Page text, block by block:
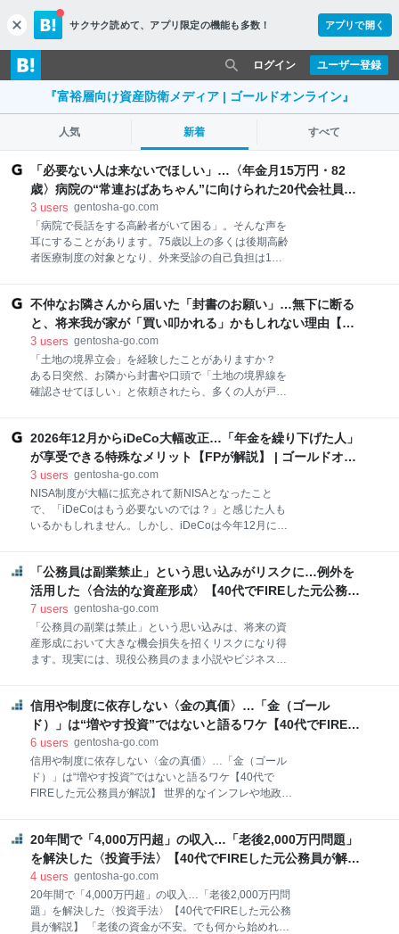
c
l
o
s
サクサク読めて、 アプリ限定の機能も多数！ アプリで開く
ユーザー登録
ログイン
『富裕層向け資産防衛メディア | ゴールドオンライン』
人気 新着 すべて
「必要ない人は来ないでほしい」…〈年金月15万円・82
歳〉病院の“常連おばあちゃん”に向けられた20代会社員の
本音。それでも通い続ける理由 | ゴールドオンライン
3 users gentosha-go.com
「病院で長話をする高齢者がいて困る」。そんな声を
耳にすることがあります。75歳以上の多くは後期高齢
者医療制度の対象となり、外来受診の自己負担は1割
ばかりではありません。混雑する町の内科で見えたの
は、お金だけでは語れない高齢者の孤独と社会保障が
抱えるもう一つの課題でした。 病院に現れた82歳女
性、目的は「診察以外のこと」 午前9時半。住宅街に
ある内科クリニックの待合室は、すでに座る場所がほ
とんどありません。夏風邪で咳き込む会社員や腹痛を
が開き、一人の高齢女性がゆっくりと入ってきまし
た。 「おはよう！ 今日も混んでるわね」 女性は佐藤
和子さん（仮名・82歳）。スタッフとはすっかり顔な
じみです。「まだ喉が
不仲なお隣さんから届いた「封書のお願い」…無下に断る
と、将来我が家が「買い叩かれる」かもしれない理由【土
地家屋調査士が解説】 | ゴールドオンライン
3 users gentosha-go.com
「土地の境界立会」を経験したことがありますか？
ある日突然、お隣から封書や口頭で「土地の境界線を
確認させてほしい」と依頼されたら、多くの人が戸惑
そんな理由でお断りしたくなる気持ちも無理はありま
せん。今回は、お隣からの土地境界立会の依頼に悩む
40代女性Aさんの事例をもとに、土地の境界の専門家
である土地家屋調査士・小川曜氏が「境界立会」につ
いて解説します。※プライバシーに配慮し、複数の事
例を再構成して記事化しています。 お隣さんからの
通じて土地を購入し、その土地に注文住宅を建てて住
みはじめました。しかし、雨が降るとお隣の雨樋から
自分の敷地へ水が流れてくるなど、いくつか隣地トラ
ブルを経験しており、お
2026年12月からiDeCo大幅改正…「年金を繰り下げた人」
が享受できる特殊なメリット【FPが解説】 | ゴールドオン
ライン
3 users gentosha-go.com
NISA制度が大幅に拡充されて新NISAとなったこと
で、「iDeCoはもう必要ないのでは？」と感じた人も
いるかもしれません。しかし、iDeCoは今年12月に大
分でわかる！ 新NISA 超入門［改訂新版］』（技術
評論社）より、iDeCoの改正ポイントとNISAとの上手
な使い分けの仕方を紹介します。 2026年12月から
iDeCo改正…掛金上限額は現行の約3倍に NISAと同様
に、iDeCoも制度改正を重ねて使いやすく進化してい
ます。2026年12月1日には大きな改正が決定してお
上限額の引き上げです。会社員は、現行の月額2.3万円
から6.2万円へと大幅に増額されます。企業年金がある
場合の上限
「公務員は副業禁止」という思い込みがリスクに…例外を
活用した〈合法的な資産形成〉【40代でFIREした元公務員
が解説】｜資産形成ゴールドオンライン
7 users gentosha-go.com
「公務員の副業は禁止」という思い込みは、将来の資
産形成において大きな機会損失を招くリスクになり得
ます。現実には、現役公務員のまま小説やビジネス書
生方正氏の著書『副業禁止の会社員、公務員でもでき
るFIRE入門 節約、ポイ活からでも資産1億円を築く方
法』（WAVE出版）より一部を抜粋・再編集し、思考
停止から抜け出し、公務員でもできる“合法的な”資産
形成ついて解説します。 「公務員は副業禁止」の思い
込みは危険…思考停止が招く〈マネーリスク〉 「公務
はっきり出ています。すべての副業と投資が禁止され
ているわけではありません。その根拠は、日本国憲法
にあります。 憲法第29条は、国民の財産権を保障して
います。国で
信用や制度に依存しない〈金の真価〉…「金（ゴール
ド）」は“増やす投資”ではないと語るワケ【40代でFIREし
た元公務員が解説】｜資産形成ゴールドオンライン
6 users gentosha-go.com
信用や制度に依存しない〈金の真価〉…「金（ゴール
ド）」は“増やす投資”ではないと語るワケ【40代で
FIREした元公務員が解説】 世界的なインフレや地政学
って切実な課題です。著者は、未来の予期せぬ危機に
よって自分の人生を破壊させない防衛策として、「金
（ゴールド）」で保有することを推奨しています。本
記事では、生方 正氏の著書『副業禁止の会社員、公務
員でもできるFIRE入門 節約、ポイ活からでも資産1億
円を築く方法』（WAVE出版）より一部を抜粋・再編
20年間で「4,000万円超」の収入…「老後2,000万円問題」
を解決した〈投資手法〉【40代でFIREした元公務員が解
説】｜資産形成ゴールドオンライン
4 users gentosha-go.com
20年間で「4,000万円超」の収入…「老後2,000万円問
題」を解決した〈投資手法〉【40代でFIREした元公務
員が解説】 「老後の資金が不安。でも何から始めれば